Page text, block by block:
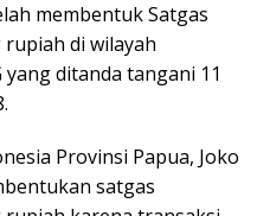
membentuk Satgas
di wilayah
ditanda tangani 11
Provinsi Papua, Joko
satgas